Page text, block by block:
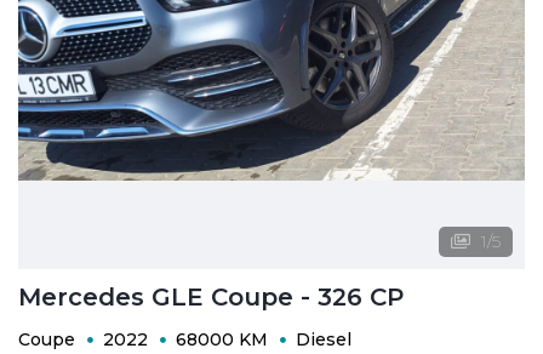
1/5
Mercedes GLE Coupe - 326 CP
Coupe 2022 68000 KM Diesel